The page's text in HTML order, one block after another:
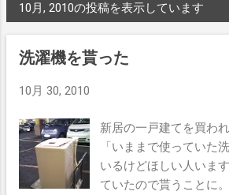
投
稿
10月, 2010の投稿を表示しています
洗濯機を貰った
10月 30, 2010
新居の一戸建てを買わ
「いままで使っていた
いるけどほしい人いま
ていたので貰うことに